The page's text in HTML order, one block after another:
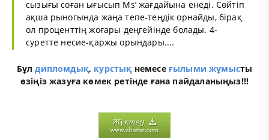
сызығы соған ығысып Мs’ жағдайына енеді. Сөйтіп
ақша рыногында жаңа тепе-теңдік орнайды, бірақ
ол проценттің жоғары деңгейінде болады. 4-
суретте несие-қаржы орындары....
Бұлдипломдық, курстық немесе ғылыми жұмысты
өзіңіз жазуға көмек ретінде ғана пайдаланыңыз!!!